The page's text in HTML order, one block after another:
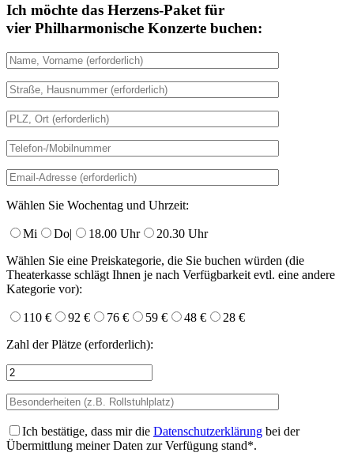
Ich möchte das Herzens-Paket für
vier Philharmonische Konzerte buchen:
Wählen Sie Wochentag und Uhrzeit:
Mi Do| 18.00 Uhr
20.30 Uhr
Wählen Sie eine Preiskategorie, die Sie buchen würden (die
Theaterkasse schlägt Ihnen je nach Verfügbarkeit evtl. eine andere
Kategorie vor):
110 € 92 € 76 € 59 € 48 €
28 €
Zahl der Plätze (erforderlich):
Ich bestätige, dass mir die Datenschutzerklärung bei der
Übermittlung meiner Daten zur Verfügung stand*.